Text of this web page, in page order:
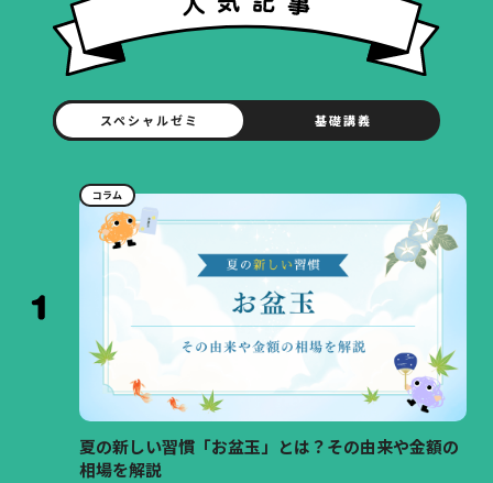
スペシャルゼミ 基礎講義
コラム
夏の新しい習慣「お盆玉」とは？その由来や金額の
相場を解説